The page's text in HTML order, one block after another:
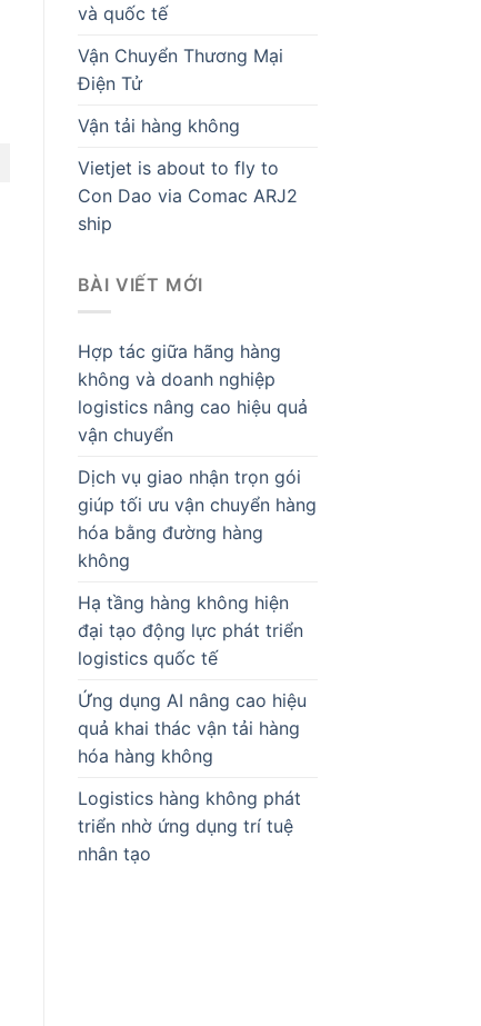
và quốc tế
Vận Chuyển Thương Mại
Điện Tử
Vận tải hàng không
Vietjet is about to fly to
Con Dao via Comac ARJ2
ship
BÀI VIẾT MỚI
Hợp tác giữa hãng hàng
không và doanh nghiệp
logistics nâng cao hiệu quả
vận chuyển
Dịch vụ giao nhận trọn gói
giúp tối ưu vận chuyển hàng
hóa bằng đường hàng
không
Hạ tầng hàng không hiện
đại tạo động lực phát triển
logistics quốc tế
Ứng dụng AI nâng cao hiệu
quả khai thác vận tải hàng
hóa hàng không
Logistics hàng không phát
triển nhờ ứng dụng trí tuệ
nhân tạo